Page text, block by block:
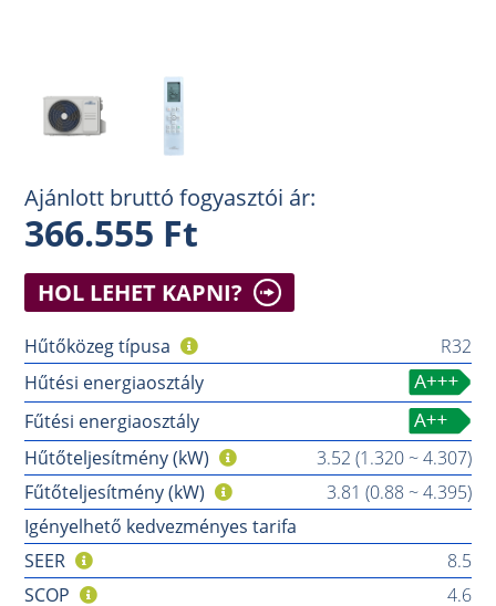
Ajánlott bruttó fogyasztói ár:
366.555 Ft
HOL LEHET KAPNI?
Hűtőközeg típusa
R32
Hűtési energiaosztály
Fűtési energiaosztály
Igényelhető kedvezményes tarifa
Hűtőteljesítmény (kW)
3.52 (1.320 ~ 4.307)
Fűtőteljesítmény (kW)
3.81 (0.88 ~ 4.395)
SEER
8.5
SCOP
4.6